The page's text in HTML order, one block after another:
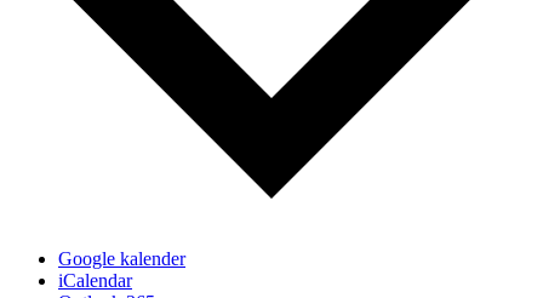
Google kalender
iCalendar